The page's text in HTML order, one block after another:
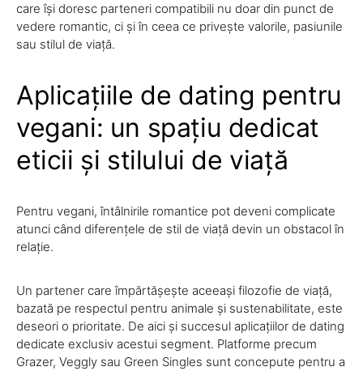
care își doresc parteneri compatibili nu doar din punct de
vedere romantic, ci și în ceea ce privește valorile, pasiunile
sau stilul de viață.
Aplicațiile de dating pentru
vegani: un spațiu dedicat
eticii și stilului de viață
Pentru vegani, întâlnirile romantice pot deveni complicate
atunci când diferențele de stil de viață devin un obstacol în
relație.
Un partener care împărtășește aceeași filozofie de viață,
bazată pe respectul pentru animale și sustenabilitate, este
deseori o prioritate. De aici și succesul aplicațiilor de dating
dedicate exclusiv acestui segment. Platforme precum
Grazer, Veggly sau Green Singles sunt concepute pentru a